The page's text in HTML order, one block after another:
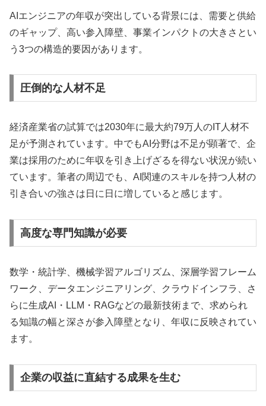
AIエンジニアの年収が突出している背景には、需要と供給
のギャップ、高い参入障壁、事業インパクトの大きさとい
う3つの構造的要因があります。
圧倒的な人材不足
経済産業省の試算では2030年に最大約79万人のIT人材不
足が予測されています。中でもAI分野は不足が顕著で、企
業は採用のために年収を引き上げざるを得ない状況が続い
ています。筆者の周辺でも、AI関連のスキルを持つ人材の
引き合いの強さは日に日に増していると感じます。
高度な専門知識が必要
数学・統計学、機械学習アルゴリズム、深層学習フレーム
ワーク、データエンジニアリング、クラウドインフラ、さ
らに生成AI・LLM・RAGなどの最新技術まで、求められ
る知識の幅と深さが参入障壁となり、年収に反映されてい
ます。
企業の収益に直結する成果を生む